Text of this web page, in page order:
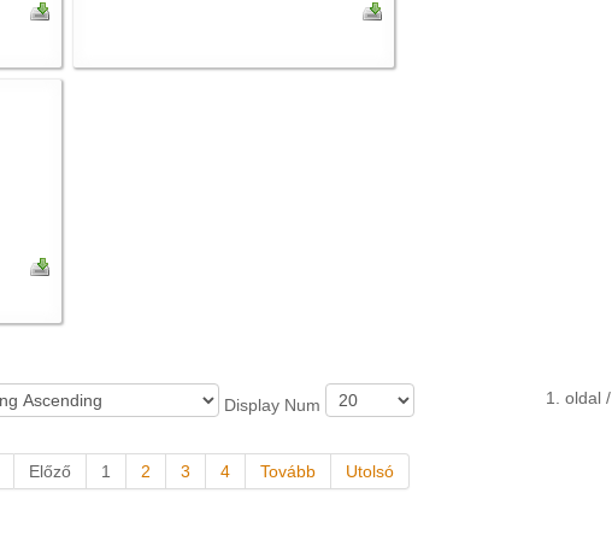
Display Num 1. oldal
Előző 1 2 3 4 Tovább Utolsó